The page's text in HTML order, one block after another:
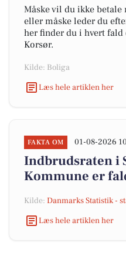
Måske vil du ikke
eller måske leder du
her finder du i hvert
Korsør.
Kilde: Boliga
Læs hele artiklen her
FAKTA OM 01-08-2026
Indbrudsraten i
Kommune er
Kilde: Danmarks Statistik -
Læs hele artiklen her